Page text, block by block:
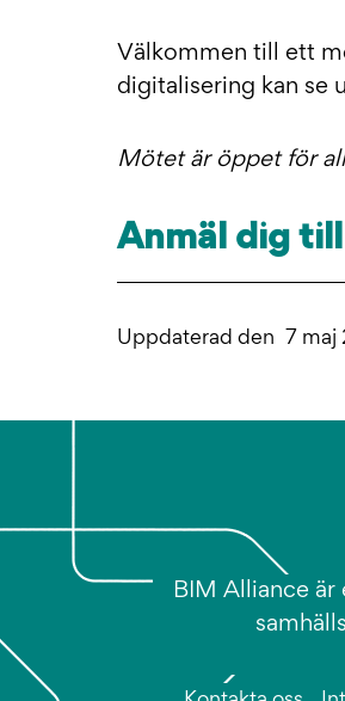
Välkommen till ett
digitalisering kan se
Mötet är öppet för
Anmäl dig
Uppdaterad den 7 maj
BIM Alliance